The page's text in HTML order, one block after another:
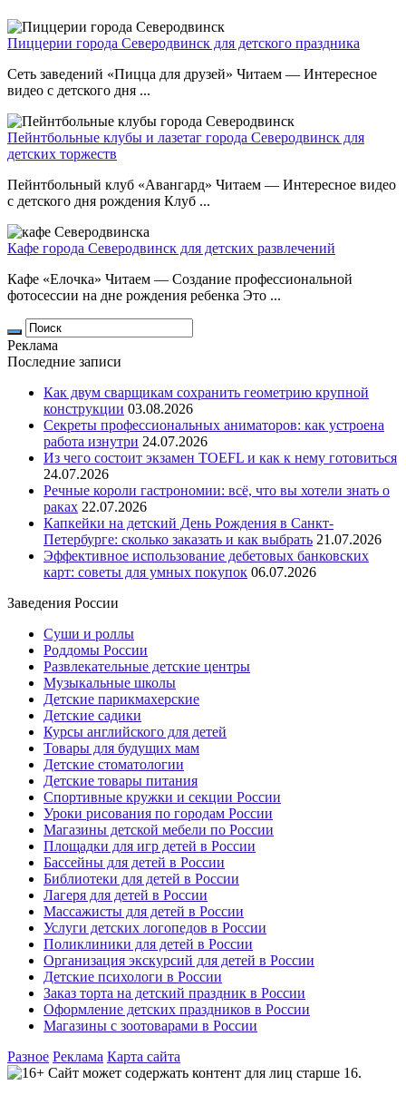
Пиццерии города Северодвинск для детского праздника
Сеть заведений «Пицца для друзей» Читаем — Интересное
видео с детского дня ...
Пейнтбольные клубы и лазетаг города Северодвинск для
детских торжеств
Пейнтбольный клуб «Авангард» Читаем — Интересное видео
с детского дня рождения Клуб ...
Кафе города Северодвинск для детских развлечений
Кафе «Елочка» Читаем — Создание профессиональной
фотосессии на дне рождения ребенка Это ...
Реклама
Последние записи
Как двум сварщикам сохранить геометрию крупной
конструкции 03.08.2026
Секреты профессиональных аниматоров: как устроена
работа изнутри 24.07.2026
Из чего состоит экзамен TOEFL и как к нему готовиться
24.07.2026
Речные короли гастрономии: всё, что вы хотели знать о
раках 22.07.2026
Капкейки на детский День Рождения в Санкт-
Петербурге: сколько заказать и как выбрать 21.07.2026
Эффективное использование дебетовых банковских
карт: советы для умных покупок 06.07.2026
Заведения России
Суши и роллы
Роддомы России
Развлекательные детские центры
Музыкальные школы
Детские парикмахерские
Детские садики
Курсы английского для детей
Товары для будущих мам
Детские стоматологии
Детские товары питания
Спортивные кружки и секции России
Уроки рисования по городам России
Магазины детской мебели по России
Площадки для игр детей в России
Бассейны для детей в России
Библиотеки для детей в России
Лагеря для детей в России
Массажисты для детей в России
Услуги детских логопедов в России
Поликлиники для детей в России
Организация экскурсий для детей в России
Детские психологи в России
Заказ торта на детский праздник в России
Оформление детских праздников в России
Магазины с зоотоварами в России
Разное Реклама Карта сайта
Сайт может содержать контент для лиц старше 16.